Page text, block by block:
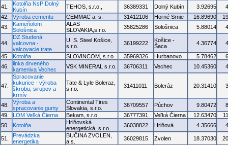
41.
Kotolňa NsP Dolný
Kubín
TEHOS, s.r.o., 36389331 Dolný Kubín 3.92695
42.
Výroba cementu CEMMAC a. s. 31412106 Horné Srnie 16.89690
43.
Kameňolom
Sološnica
ALAS
SLOVAKIA,s.r.o.
35825286 Sološnica 5.88014
44.
DZ Studená
valcovna -
valcovacie trate
U. S. Steel Košice,
s.r.o.
36199222
Košice -
Šaca
4.36774
45. Kotolňa SLOVINCOM, s.r.o. 35969326 Hurbanovo 5.78462
46.
linka drveného
kameniva Vechec
VSK MINERAL s.r.o. 36706311 Vechec 10.45360
47.
Spracovanie
kukurice - výroba
škrobu, sirupov a
krmív
Tate & Lyle Boleraz,
s.r.o.
31411011 Boleráz 20.31410
48.
Výroba a
spracovanie gumy
Continental Tires
Slovakia, s.r.o.
36709557 Púchov 9.80472
49.
LOM Veľká Čierna Bekam, s.r.o. 36777391 Veľká Čierna 12.63470
50.
Kotolňa
Hriňovská
energetická, s.r.o.
36038822 Hriňová 4.35666
51.
Prevádzka
energetika
BUČINA ZVOLEN,
a.s.
36029815 Zvolen 18.37030